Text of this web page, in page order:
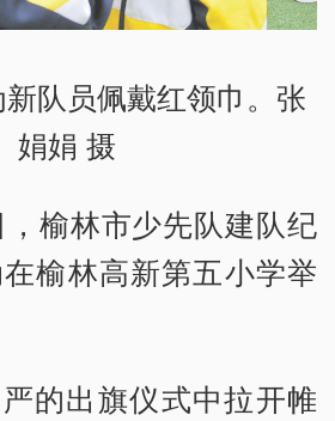
队员佩戴红领巾。张
娟娟 摄
榆林市少先队建队纪
榆林高新第五小学举
的出旗仪式中拉开帷